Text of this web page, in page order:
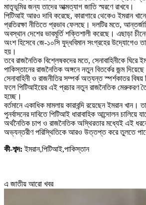
মাতৃভূমির জন্য তাদের আত্মত্যাগ জাতি স্মরণে রাখবে।
পিটিআই আরও দাবি করেছে, কারাগারে থেকেও ইমরান
প্রতিরক্ষা নীতিতে প্রভাব ফেলছে। দলটির মতে,
অবস্থান দেশের ভাবমূর্তি শক্তিশালী করেছে। এছাড়া
অংশ হিসেবে জে-১০সি যুদ্ধবিমান সংগ্রহের উদ্যোগেও
হয়।
তবে রাজনৈতিক বিশ্লেষকদের মতে, সেনাবাহিনীকে ঘিরে
পাকিস্তানের রাজনৈতিক অঙ্গনে নতুন বিতর্কের জন্ম
সেনাবাহিনী ও রাজনীতির সম্পর্ক অত্যন্ত স্পর্শকাতর
ফলে পিটিআইয়ের এই প্রচার নতুন রাজনৈতিক মেরুকরণ
হচ্ছে।
বর্তমানে একাধিক মামলায় কারাবন্দি রয়েছেন ইমরান
পুনর্বাসনের দাবিতে পিটিআই ধারাবাহিক আন্দোলন চালিয়ে
অর্থনৈতিক চাপ ও রাজনৈতিক অস্থিরতার মধ্যেই এই
অভ্যন্তরীণ পরিস্থিতিকে আরও উত্তপ্ত করে তুলতে
কী-শব্দ:ইমরান,পিটিআই,পাকিস্তান
এ জাতীয় আরো খবর